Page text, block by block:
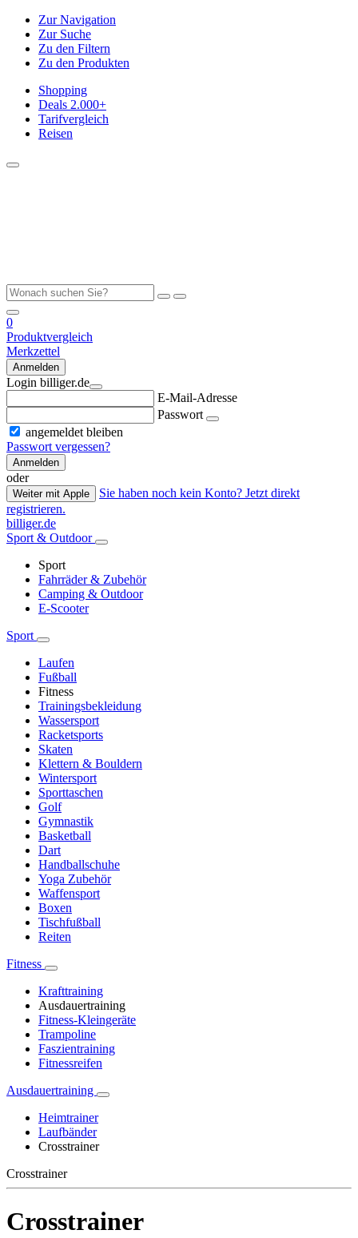
Zur Navigation
Zur Suche
Zu den Filtern
Zu den Produkten
Shopping
Deals 2.000+
Tarifvergleich
Reisen
0
Produktvergleich
Merkzettel
Anmelden
Login billiger.de
E-Mail-Adresse
Passwort
angemeldet bleiben
Passwort vergessen?
Anmelden
oder
Weiter mit Apple
Sie haben noch kein Konto? Jetzt direkt
registrieren.
billiger.de
Sport & Outdoor
Sport
Fahrräder & Zubehör
Camping & Outdoor
E-Scooter
Sport
Laufen
Fußball
Fitness
Trainingsbekleidung
Wassersport
Racketsports
Skaten
Klettern & Bouldern
Wintersport
Sporttaschen
Golf
Gymnastik
Basketball
Dart
Handballschuhe
Yoga Zubehör
Waffensport
Boxen
Tischfußball
Reiten
Fitness
Krafttraining
Ausdauertraining
Fitness-Kleingeräte
Trampoline
Faszientraining
Fitnessreifen
Ausdauertraining
Heimtrainer
Laufbänder
Crosstrainer
Crosstrainer
Crosstrainer